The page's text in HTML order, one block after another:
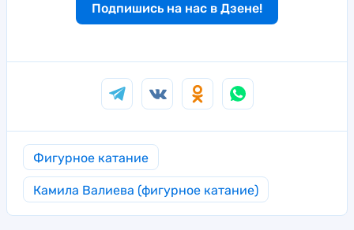
Подпишись на нас в Дзене!
Фигурное катание
Камила Валиева (фигурное катание)